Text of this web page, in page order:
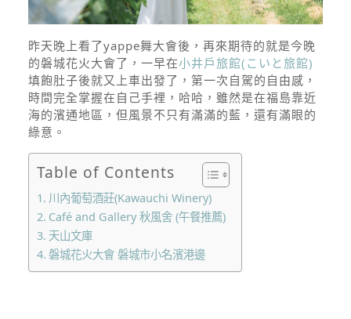
昨天晚上看了yappe舞大會後，再來期待的就是今晚
的磐城花火大會了，一早在小井戶旅館(こいと旅館)
填飽肚子後就又上車出發了，第一次自駕的自由感，
時間完全掌握在自己手裡，哈哈，雖然是在福島靠近
海的濱通地區，但風景不只有滿滿的藍，還有滿眼的
綠意。
Table of Contents
川內葡萄酒莊(Kawauchi Winery)
Café and Gallery 秋風舍 (午餐推薦)
天山文庫
磐城花火大會 磐城市小名濱港邊